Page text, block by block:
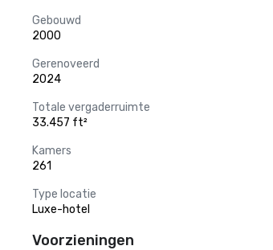
Gebouwd
2000
Gerenoveerd
2024
Totale vergaderruimte
33.457 ft²
Kamers
261
Type locatie
Luxe-hotel
Voorzieningen